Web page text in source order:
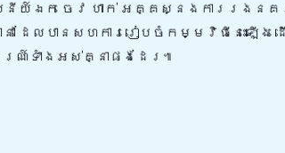
យ៍ឯក ចេវ ហាក់ អគ្គស្នងការរងនគរ
ដែលបានសហការរៀបចំកម្មវិធីនេះឡ
រណ៍ទាំងអស់គ្នាផងដែរ៕